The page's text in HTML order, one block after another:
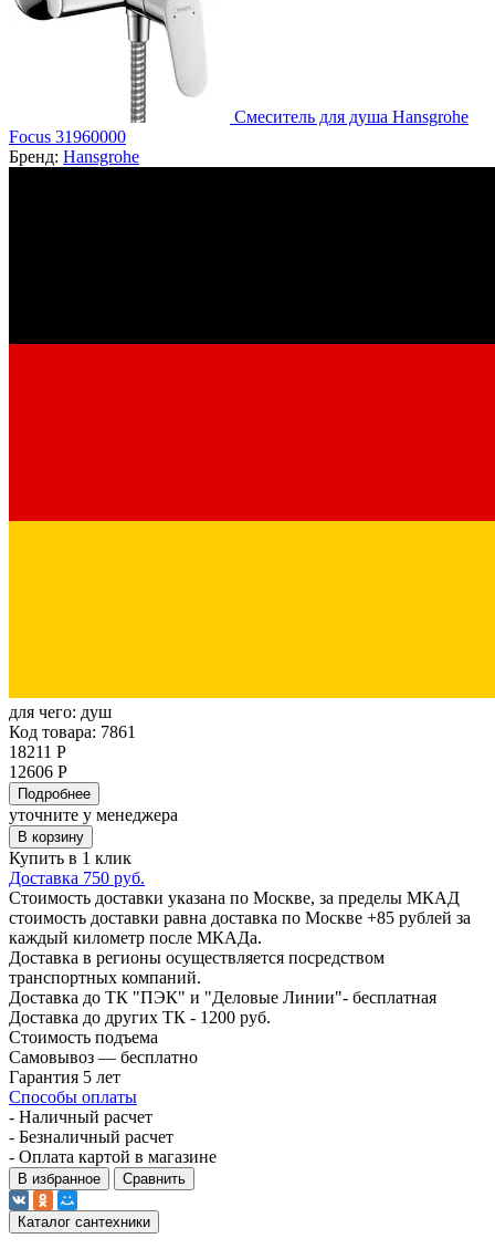
Смеситель для душа Hansgrohe
Focus 31960000
Бренд: Hansgrohe
для чего: душ
Код товара: 7861
18211 Р
12606 Р
Подробнее
уточните у менеджера
В корзину
Купить в 1 клик
Доставка 750 руб.
Стоимость доставки указана по Москве, за пределы МКАД
стоимость доставки равна доставка по Москве +85 рублей за
каждый километр после МКАДа.
Доставка в регионы осуществляется посредством
транспортных компаний.
Доставка до ТК "ПЭК" и "Деловые Линии"- бесплатная
Доставка до других ТК - 1200 руб.
Стоимость подъема
Самовывоз — бесплатно
Гарантия 5 лет
Способы оплаты
- Наличный расчет
- Безналичный расчет
- Оплата картой в магазине
В избранное Сравнить
Каталог сантехники